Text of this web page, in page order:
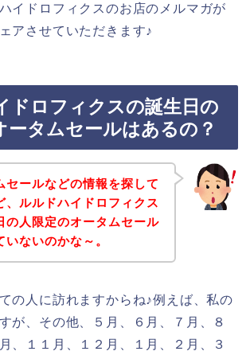
イドロフィクスのお店のメルマガが
アさせていただきます♪
ドロフィクスの誕生日の
ータムセールはあるの？
セールなどの情報を探して
、ルルドハイドロフィクス
の人限定のオータムセール
ないのかな～。
の人に訪れますからね♪例えば、私の
が、その他、５月、６月、７月、８
、１１月、１２月、１月、２月、３